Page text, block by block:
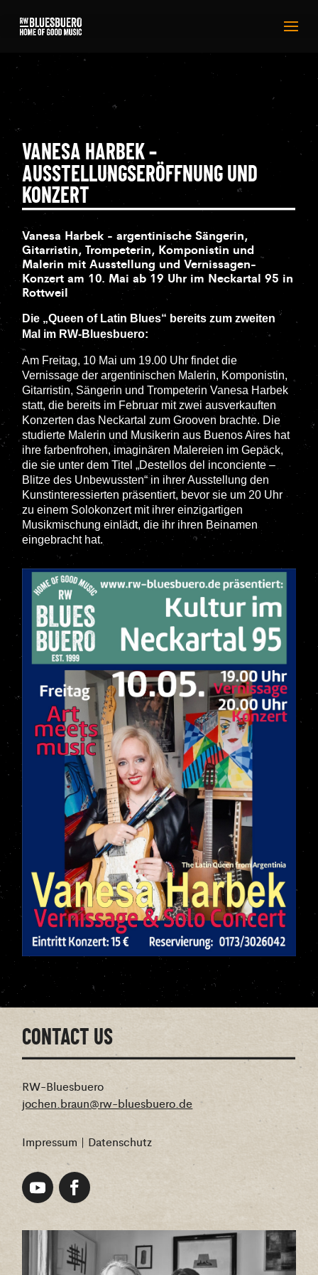
VANESA HARBEK –
AUSSTELLUNGSERÖFFNUNG UND
KONZERT
Vanesa Harbek - argentinische Sängerin,
Gitarristin, Trompeterin, Komponistin und
Malerin mit Ausstellung und Vernissagen-
Konzert am 10. Mai ab 19 Uhr im Neckartal 95 in
Rottweil
Die „Queen of Latin Blues“ bereits zum zweiten
Mal im RW-Bluesbuero:
Am Freitag, 10 Mai um 19.00 Uhr findet die
Vernissage der argentinischen Malerin, Komponistin,
Gitarristin, Sängerin und Trompeterin Vanesa Harbek
statt, die bereits im Februar mit zwei ausverkauften
Konzerten das Neckartal zum Grooven brachte. Die
studierte Malerin und Musikerin aus Buenos Aires hat
ihre farbenfrohen, imaginären Malereien im Gepäck,
die sie unter dem Titel „Destellos del inconciente –
Blitze des Unbewussten“ in ihrer Ausstellung den
Kunstinteressierten präsentiert, bevor sie um 20 Uhr
zu einem Solokonzert mit ihrer einzigartigen
Musikmischung einlädt, die ihr ihren Beinamen
eingebracht hat.
CONTACT US
RW-Bluesbuero
jochen.braun@rw-bluesbuero.de
Impressum | Datenschutz